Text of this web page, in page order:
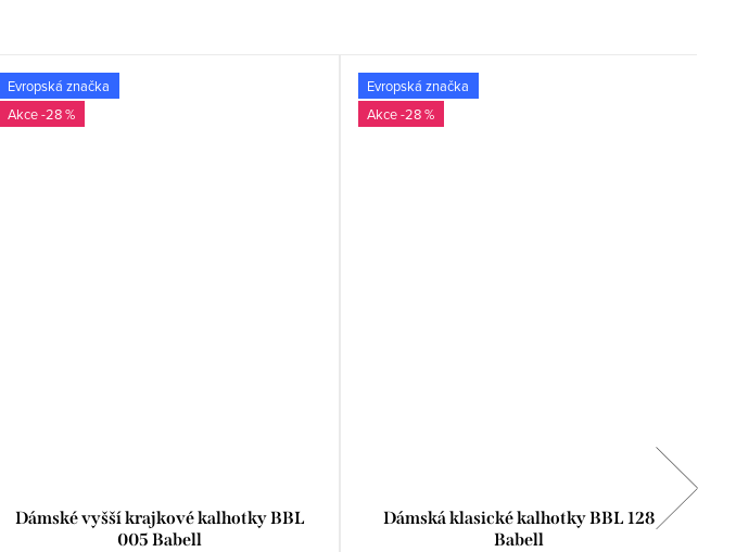
Evropská značka
-28 %
Dámské vyšší krajkové kalhotky BBL
005 Babell
Evropská značka
-28 %
Dámská klasické kalhotky BBL 128
Babell